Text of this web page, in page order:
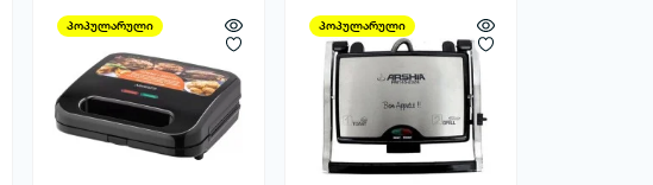
პოპულარული პოპულარული